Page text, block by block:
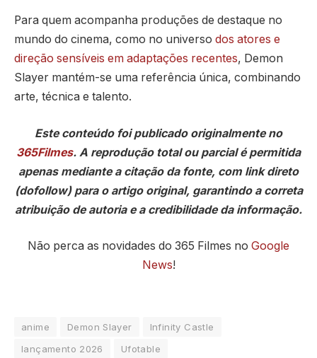
Para quem acompanha produções de destaque no
mundo do cinema, como no universo dos atores e
direção sensíveis em adaptações recentes, Demon
Slayer mantém-se uma referência única, combinando
arte, técnica e talento.
Este conteúdo foi publicado originalmente no
365Filmes. A reprodução total ou parcial é permitida
apenas mediante a citação da fonte, com link direto
(dofollow) para o artigo original, garantindo a correta
atribuição de autoria e a credibilidade da informação.
Não perca as novidades do 365 Filmes no Google
News!
anime Demon Slayer
Infinity Castle
lançamento 2026
Ufotable